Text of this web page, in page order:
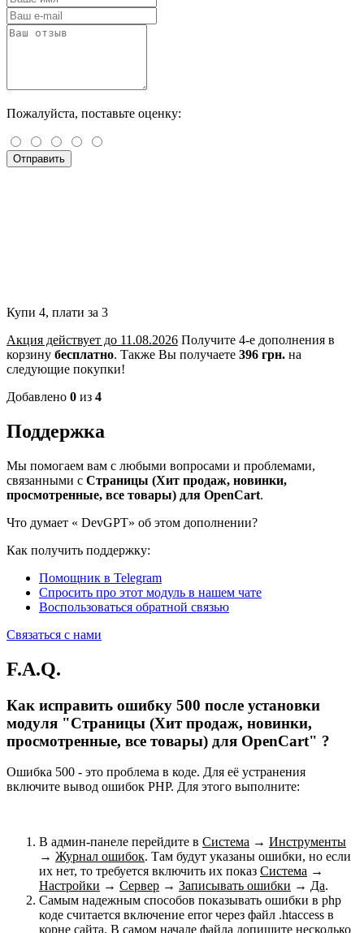
Пожалуйста, поставьте оценку:
Отправить
Купи 4, плати за 3
Акция действует до 11.08.2026 Получите 4-е дополнения в
корзину бесплатно. Также Вы получаете 396 грн. на
следующие покупки!
Добавлено 0 из 4
Поддержка
Мы помогаем вам с любыми вопросами и проблемами,
связанными с Страницы (Хит продаж, новинки,
просмотренные, все товары) для OpenCart.
Что думает « DevGPT» об этом дополнении?
Как получить поддержку:
Помощник в Telegram
Спросить про этот модуль в нашем чате
Воспользоваться обратной связью
Связаться с нами
F.A.Q.
Как исправить ошибку 500 после установки
модуля "Страницы (Хит продаж, новинки,
просмотренные, все товары) для OpenCart" ?
Ошибка 500 - это проблема в коде. Для её устранения
включите вывод ошибок PHP. Для этого выполните:
В админ-панеле перейдите в Система → Инструменты
→ Журнал ошибок. Там будут указаны ошибки, но если
их нет, то требуется включить их показ Система →
Настройки → Сервер → Записывать ошибки → Да.
Самым надежным способов показывать ошибки в php
коде считается включение error через файл .htaccess в
корне сайта. В самом начале файла допишите несколько